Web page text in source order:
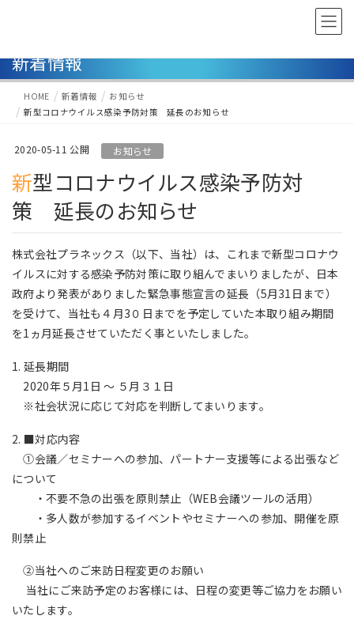
新着情報
HOME 新着情報
お知らせ
新型コロナウイルス感染予防対策 延長のお知らせ
2020-05-11 お知らせ
新型コロナウイルス感染予防対
策 延長のお知らせ
株式会社プラネックス（以下、当社）は、これまで新型コロナウ
イルスに対する感染予防対策に取り組んでまいりましたが、日本
政府より発表がありました緊急事態宣言の延長（5月31日まで）
を受けて、当社も４月3０日までを予定していた本取り組み期間
を1ヵ月延長させていただく事といたしました。
1. 延長期間
2020年５月1日 ～ ５月３１日
※社会状況に応じて対応を判断してまいります。
2. ■対応内容
①会議／セミナーへの参加、パートナー支援等による出張など
について
・不要不急の出張を原則禁止（WEB会議ツールの活用）
・多人数が参加するイベントやセミナーへの参加、開催を原
則禁止
②当社へのご来訪日程変更のお願い
当社にご来訪予定のお客様には、日程の変更等ご協力をお願い
いたします。